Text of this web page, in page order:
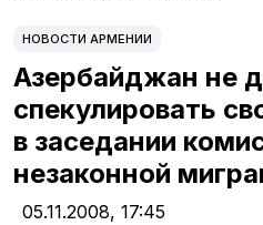
НОВОСТИ АРМЕНИИ
Азербайджан не
спекулировать
в заседании
незаконной
05.11.2008, 17:45